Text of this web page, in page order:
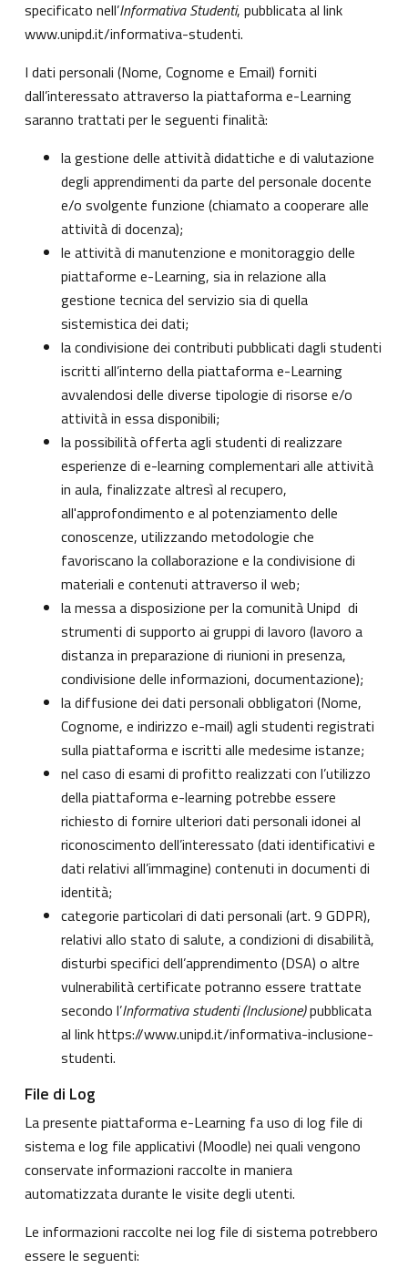
specificato nell’Informativa Studenti, pubblicata al link
www.unipd.it/informativa-studenti.
I dati personali (Nome, Cognome e Email) forniti
dall’interessato attraverso la piattaforma e-Learning
saranno trattati per le seguenti finalità:
la gestione delle attività didattiche e di valutazione
degli apprendimenti da parte del personale docente
e/o svolgente funzione (chiamato a cooperare alle
attività di docenza);
le attività di manutenzione e monitoraggio delle
piattaforme e-Learning, sia in relazione alla
gestione tecnica del servizio sia di quella
sistemistica dei dati;
la condivisione dei contributi pubblicati dagli studenti
iscritti all’interno della piattaforma e-Learning
avvalendosi delle diverse tipologie di risorse e/o
attività in essa disponibili;
la possibilità offerta agli studenti di realizzare
esperienze di e-learning complementari alle attività
in aula, finalizzate altresì al recupero,
all'approfondimento e al potenziamento delle
conoscenze, utilizzando metodologie che
favoriscano la collaborazione e la condivisione di
materiali e contenuti attraverso il web;
la messa a disposizione per la comunità Unipd di
strumenti di supporto ai gruppi di lavoro (lavoro a
distanza in preparazione di riunioni in presenza,
condivisione delle informazioni, documentazione);
la diffusione dei dati personali obbligatori (Nome,
Cognome, e indirizzo e-mail) agli studenti registrati
sulla piattaforma e iscritti alle medesime istanze;
nel caso di esami di profitto realizzati con l’utilizzo
della piattaforma e-learning potrebbe essere
richiesto di fornire ulteriori dati personali idonei al
riconoscimento dell’interessato (dati identificativi e
dati relativi all’immagine) contenuti in documenti di
identità;
categorie particolari di dati personali (art. 9 GDPR),
relativi allo stato di salute, a condizioni di disabilità,
disturbi specifici dell’apprendimento (DSA) o altre
vulnerabilità certificate potranno essere trattate
secondo l’Informativa studenti (Inclusione)pubblicata
al linkhttps://www.unipd.it/informativa-inclusione-
studenti.
File di Log
La presente piattaforma e-Learning fa uso di log file di
sistema e log file applicativi (Moodle) nei quali vengono
conservate informazioni raccolte in maniera
automatizzata durante le visite degli utenti.
Le informazioni raccolte nei log file di sistema potrebbero
essere le seguenti: